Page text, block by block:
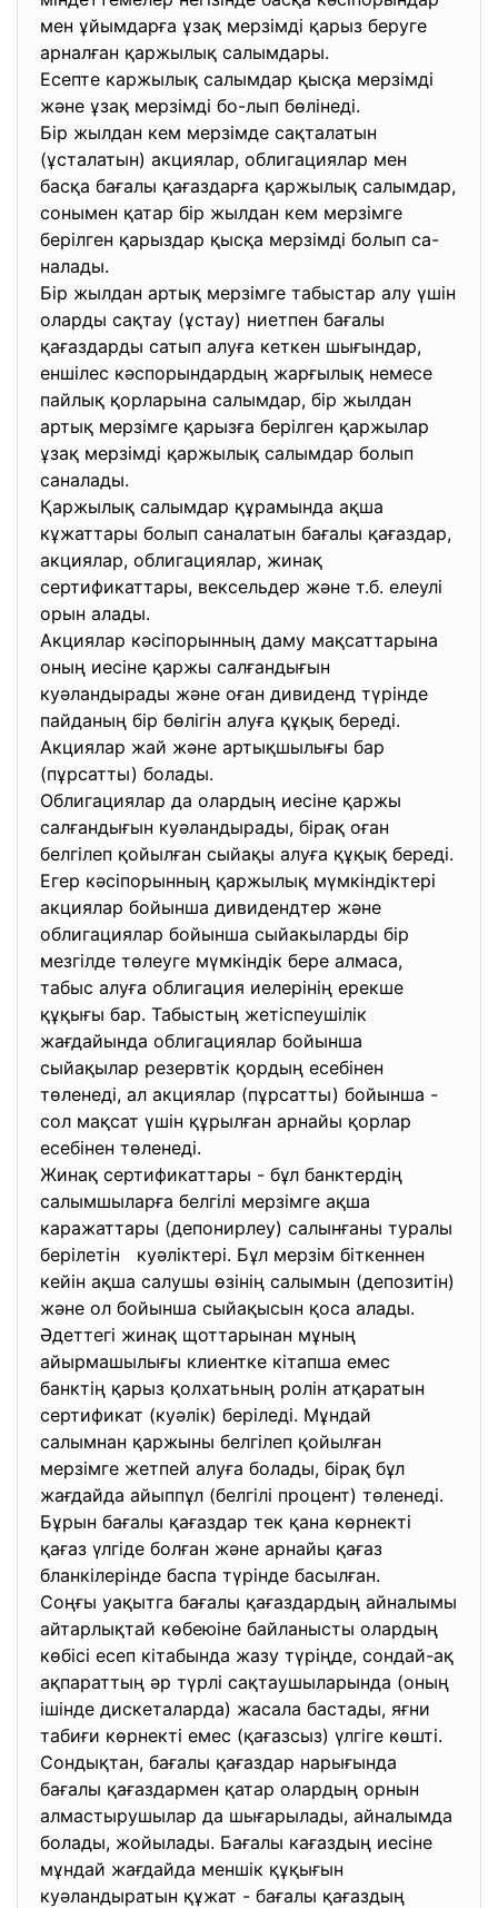
мен ұйымдарға ұзақ мерзімді қарыз беруге
арналған қаржылық салымдары.
Есепте каржылық салымдар қысқа мерзімді
және ұзақ мерзімді бо-лып бөлінеді.
Бір жылдан кем мерзімде сақталатын
(ұсталатын) акциялар, облигациялар мен
басқа бағалы қағаздарға қаржылық салымдар,
сонымен қатар бір жылдан кем мерзімге
берілген қарыздар қысқа мерзімді болып са-
налады.
Бір жылдан артық мерзімге табыстар алу үшін
оларды сақтау (ұстау) ниетпен бағалы
қағаздарды сатып алуға кеткен шығындар,
еншілес кәспорындардың жарғылық немесе
пайлық қорларына салымдар, бір жылдан
артық мерзімге қарызға берілген қаржылар
ұзақ мерзімді қаржылық салымдар болып
саналады.
Қаржылық салымдар құрамында ақша
кұжаттары болып саналатын бағалы қағаздар,
акциялар, облигациялар, жинақ
сертификаттары, вексельдер және т.б. елеулі
орын алады.
Акциялар кәсіпорынның даму мақсаттарына
оның иесіне қаржы салғандығын
куәландырады және оған дивиденд түрінде
пайданың бір бөлігін алуға құқық береді.
Акциялар жай және артықшылығы бар
(пұрсатты) болады.
Облигациялар да олардың иесіне қаржы
салғандығын куәландырады, бірақ оған
белгілеп қойылған сыйақы алуға құқық береді.
Егер кәсіпорынның қаржылық мүмкіндіктері
акциялар бойынша дивидендтер және
облигациялар бойынша сыйакыларды бір
мезгілде төлеуге мүмкіндік бере алмаса,
табыс алуға облигация иелерінің ерекше
құқығы бар. Табыстың жетіспеушілік
жағдайында облигациялар бойынша
сыйақылар резервтік қордың есебінен
төленеді, ал акциялар (пұрсатты) бойынша -
сол мақсат үшін құрылған арнайы қорлар
есебінен төленеді.
Жинақ сертификаттары - бұл банктердің
салымшыларға белгілі мерзімге ақша
каражаттары (депонирлеу) салынғаны туралы
берілетін куәліктері. Бұл мерзім біткеннен
кейін ақша салушы өзінің салымын (депозитін)
және ол бойынша сыйақысын қоса алады.
Әдеттегі жинақ щоттарынан мұның
айырмашылығы клиентке кітапша емес
банктің қарыз қолхатьның ролін атқаратын
сертификат (куәлік) беріледі. Мұндай
салымнан қаржыны белгілеп қойылған
мерзімге жетпей алуға болады, бірақ бұл
жағдайда айыппұл (белгілі процент) төленеді.
Бұрын бағалы қағаздар тек қана көрнекті
қағаз үлгіде болған және арнайы қағаз
бланкілерінде баспа түрінде басылған.
Соңғы уақытга бағалы қағаздардың айналымы
айтарлықтай көбеюіне байланысты олардың
көбісі есеп кітабында жазу түріңде, сондай-ақ
ақпараттың әр түрлі сақтаушыларында (оның
ішінде дискеталарда) жасала бастады, яғни
табиғи көрнекті емес (қағазсыз) үлгіге көшті.
Сондықтан, бағалы қағаздар нарығында
бағалы қағаздармен қатар олардың орнын
алмастырушылар да шығарылады, айналымда
болады, жойылады. Бағалы кағаздың иесіне
мұндай жағдайда меншік құқығын
куәландыратын құжат - бағалы қағаздың